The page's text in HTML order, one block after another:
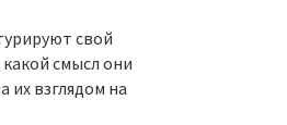
свой
смысл они
их взглядом на